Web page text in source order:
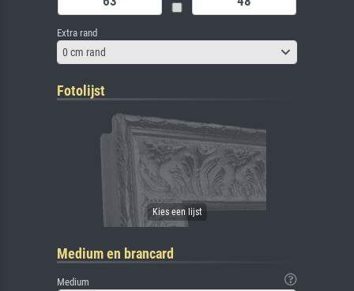
Extra rand
0 cm rand
Fotolijst
Medium en brancard
Medium